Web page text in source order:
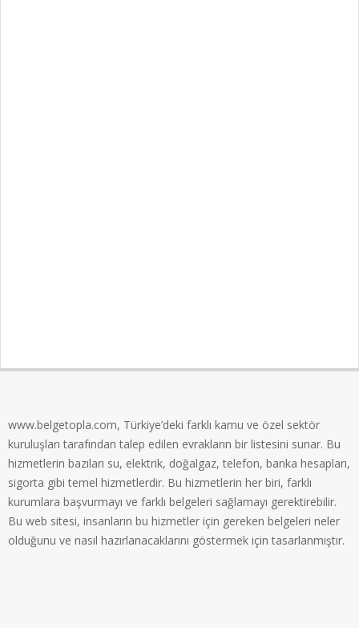
www.belgetopla.com, Türkiye’deki farklı kamu ve özel sektör
kuruluşları tarafından talep edilen evrakların bir listesini sunar. Bu
hizmetlerin bazıları su, elektrik, doğalgaz, telefon, banka hesapları,
sigorta gibi temel hizmetlerdir. Bu hizmetlerin her biri, farklı
kurumlara başvurmayı ve farklı belgeleri sağlamayı gerektirebilir.
Bu web sitesi, insanların bu hizmetler için gereken belgeleri neler
olduğunu ve nasıl hazırlanacaklarını göstermek için tasarlanmıştır.